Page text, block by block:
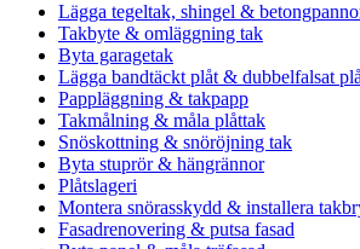
Lägga tegeltak, shingel &
Takbyte & omläggning tak
Byta garagetak
Lägga bandtäckt plåt & dubbelfalsat
Pappläggning & takpapp
Takmålning & måla plåttak
Snöskottning & snöröjning tak
Byta stuprör & hängrännor
Plåtslageri
Montera snörasskydd & installera
Fasadrenovering & putsa fasad